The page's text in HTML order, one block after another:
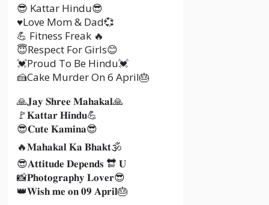
😎 Kattar Hindu😎
♥️Love Mom & Dad💞
💪 Fitness Freak 🔥
😇Respect For Girls😊
💓Proud To Be Hindu💓
🍰Cake Murder On 6 April🎂
🙏𝐉𝐚𝐲 𝐒𝐡𝐫𝐞𝐞 𝐌𝐚𝐡𝐚𝐤𝐚𝐥🙏
🚩𝐊𝐚𝐭𝐭𝐚𝐫 𝐇𝐢𝐧𝐝𝐮💪
😎𝐂𝐮𝐭𝐞 𝐊𝐚𝐦𝐢𝐧𝐚😎
🔥𝐌𝐚𝐡𝐚𝐤𝐚𝐥 𝐊𝐚 𝐁𝐡𝐚𝐤𝐭🕉️
😎𝐀𝐭𝐭𝐢𝐭𝐮𝐝𝐞 𝐃𝐞𝐩𝐞𝐧𝐝𝐬 🔛 𝐔
📸𝐏𝐡𝐨𝐭𝐨𝐠𝐫𝐚𝐩𝐡𝐲 𝐋𝐨𝐯𝐞𝐫😎
👑𝐖𝐢𝐬𝐡 𝐦𝐞 𝐨𝐧 𝟎𝟗 𝐀𝐩𝐫𝐢𝐥🎂